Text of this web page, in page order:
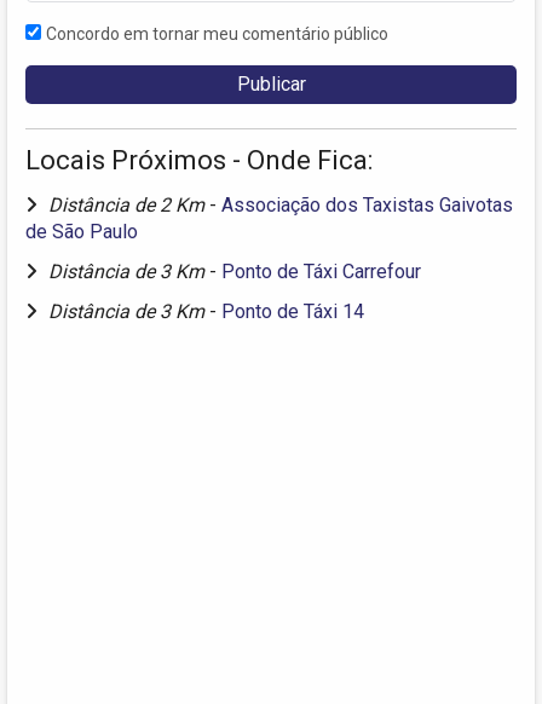
Concordo em tornar meu comentário público
Locais Próximos - Onde Fica:
Distância de 2 Km - Associação dos Taxistas Gaivotas
de São Paulo
Distância de 3 Km - Ponto de Táxi Carrefour
Distância de 3 Km - Ponto de Táxi 14